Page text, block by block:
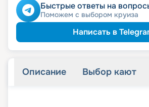
Быстрые ответы на
Поможем с выбором круиза
Написать в
Описание Выбор кают